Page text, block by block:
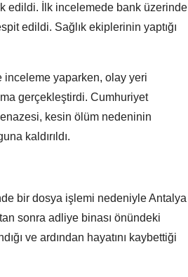
edildi. İlk incelemede bank üzerinde
edildi. Sağlık ekiplerinin yaptığı
yaparken, olay yeri
gerçekleştirdi. Cumhuriyet
kesin ölüm nedeninin
kaldırıldı.
bir dosya işlemi nedeniyle Antalya
sonra adliye binası önündeki
ve ardından hayatını kaybettiği